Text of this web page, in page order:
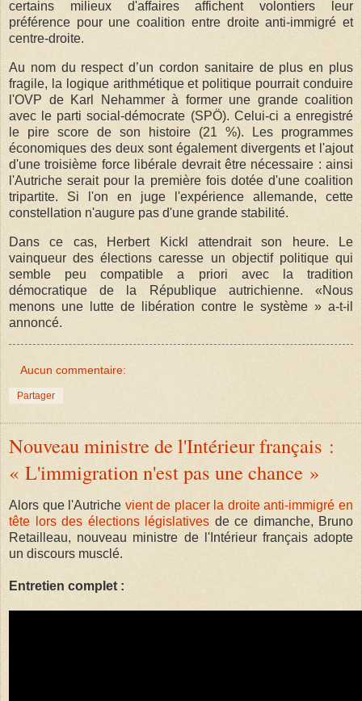
certains milieux d'affaires affichent volontiers leur
préférence pour une coalition entre droite anti-immigré et
centre-droite.
Au nom du respect d’un cordon sanitaire de plus en plus
fragile, la logique arithmétique et politique pourrait conduire
l'OVP de Karl Nehammer à former une grande coalition
avec le parti social-démocrate (SPÖ). Celui-ci a enregistré
le pire score de son histoire (21 %). Les programmes
économiques des deux sont également divergents et l'ajout
d'une troisième force libérale devrait être nécessaire : ainsi
l'Autriche serait pour la première fois dotée d'une coalition
tripartite. Si l'on en juge l'expérience allemande, cette
constellation n'augure pas d'une grande stabilité.
Dans ce cas, Herbert Kickl attendrait son heure. Le
vainqueur des élections caresse un objectif politique qui
semble peu compatible a priori avec la tradition
démocratique de la République autrichienne. «Nous
menons une lutte de libération contre le système » a-t-il
annoncé.
Aucun commentaire:
Partager
Nouveau ministre de l'Intérieur français :
« L'immigration n'est pas une chance »
Alors que l'Autriche vient de placer la droite anti-immigré en
tête lors des élections législatives de ce dimanche, Bruno
Retailleau, nouveau ministre de l'Intérieur français adopte
un discours musclé.
Entretien complet :